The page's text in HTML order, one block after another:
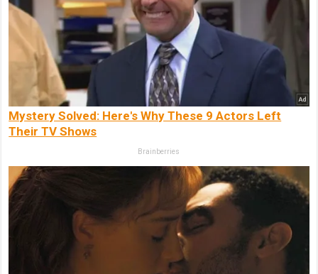
Mystery Solved: Here's Why These 9 Actors Left
Their TV Shows
Brainberries